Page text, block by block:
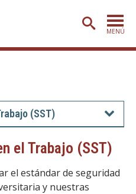
MENÚ
BÁSICA(SST)
el Trabajo (SST)
el estándar de seguridad
y nuestras